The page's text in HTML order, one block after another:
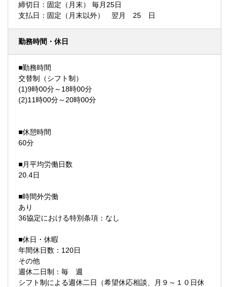
締切日：固定（月末） 毎月25日
支払日：固定（月末以外） 翌月 25 日
勤務時間・休日
■勤務時間
交替制（シフト制）
(1)9時00分～18時00分
(2)11時00分～20時00分
■休憩時間
60分
■月平均労働日数
20.4日
■時間外労働
あり
36協定における特別条項：なし
■休日・休暇
年間休日数：120日
その他
週休二日制：毎 週
シフト制による週休二日（希望休応相談、月９～１０日休